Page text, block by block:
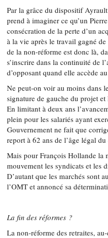
Par la grâce du dispositif
prend à imaginer ce qu’un
consécration de la perte d’un
à la vie après le travail gagné
de la non-réforme est donc là,
s’inscrire dans la continuité de
d’opposant quand elle accède
Ne peut-on voir au moins dans
signature de gauche du projet
En limitant à deux ans
plein pour les salariés ayant
Gouvernement ne fait que
report à 62 ans de l’âge légal
Mais pour François Hollande la
mouvement les syndicats et les
D’autant que les marchés sont
l’OMT et annoncé sa
La fin des réformes ?
La non-réforme des retraites,